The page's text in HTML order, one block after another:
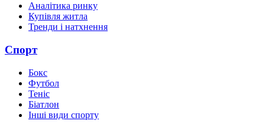
Аналітика ринку
Купівля житла
Тренди і натхнення
Спорт
Бокс
Футбол
Теніс
Біатлон
Інші види спорту